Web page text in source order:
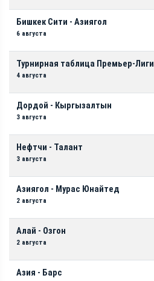
Бишкек Сити - Азиягол
6 августа
Турнирная таблица Премьер-Лиги
4 августа
Дордой - Кыргызалтын
3 августа
Нефтчи - Талант
3 августа
Азиягол - Мурас Юнайтед
2 августа
Алай - Озгон
2 августа
Азия - Барс